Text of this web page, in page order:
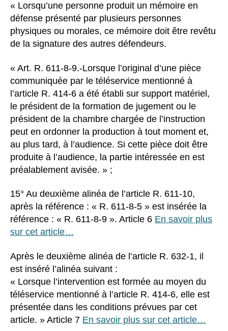
« Lorsqu’une personne produit un mémoire en
défense présenté par plusieurs personnes
physiques ou morales, ce mémoire doit être revêtu
de la signature des autres défendeurs.
« Art. R. 611-8-9.-Lorsque l’original d’une pièce
communiquée par le téléservice mentionné à
l’article R. 414-6 a été établi sur support matériel,
le président de la formation de jugement ou le
président de la chambre chargée de l’instruction
peut en ordonner la production à tout moment et,
au plus tard, à l’audience. Si cette pièce doit être
produite à l’audience, la partie intéressée en est
préalablement avisée. » ;
15° Au deuxième alinéa de l’article R. 611-10,
après la référence : « R. 611-8-5 » est insérée la
référence : « R. 611-8-9 ». Article 6 En savoir plus
sur cet article…
Après le deuxième alinéa de l’article R. 632-1, il
est inséré l’alinéa suivant :
« Lorsque l’intervention est formée au moyen du
téléservice mentionné à l’article R. 414-6, elle est
présentée dans les conditions prévues par cet
article. » Article 7 En savoir plus sur cet article…